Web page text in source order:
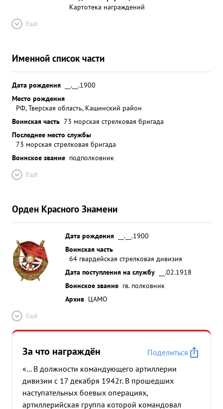
Картотека награждений
Ещё
Именной список части
Дата рождения
__.__.1900
Место рождения
РФ, Тверская область, Кашинский район
Воинская часть 73 морская стрелковая бригада
Последнее место службы
73 морская стрелковая бригада
Воинское звание подполковник
Ещё
Орден Красного Знамени
Дата рождения
__.__.1900
Воинская часть
64 гвардейская стрелковая дивизия
Дата поступления на службу
__.02.1918
Воинское звание гв. полковник
Архив ЦАМО
Ещё
За что награждён
Поделиться
«... В должности командующего артиллерии
дивизии с 17 декабря 1942г. В прошедших
наступательных боевых операциях,
артиллерийская группа которой командовал